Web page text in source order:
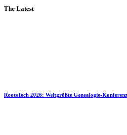
The Latest
RootsTech 2026: Weltgrößte Genealogie-